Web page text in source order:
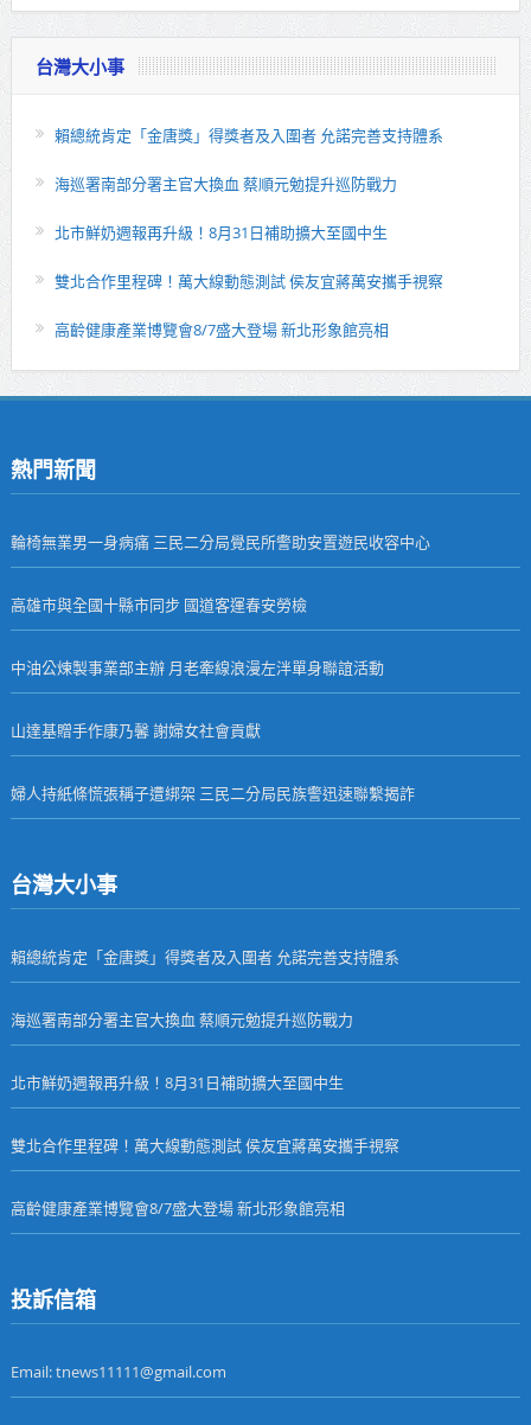
台灣大小事
賴總統肯定「金唐獎」得獎者及入圍者 允諾完善支持體系
海巡署南部分署主官大換血 蔡順元勉提升巡防戰力
北市鮮奶週報再升級！8月31日補助擴大至國中生
雙北合作里程碑！萬大線動態測試 侯友宜蔣萬安攜手視察
高齡健康產業博覽會8/7盛大登場 新北形象館亮相
熱門新聞
輪椅無業男一身病痛 三民二分局覺民所警助安置遊民收容中心
高雄市與全國十縣市同步 國道客運春安勞檢
中油公煉製事業部主辦 月老牽線浪漫左泮單身聯誼活動
山達基贈手作康乃馨 謝婦女社會貢獻
婦人持紙條慌張稱子遭綁架 三民二分局民族警迅速聯繫揭詐
台灣大小事
賴總統肯定「金唐獎」得獎者及入圍者 允諾完善支持體系
海巡署南部分署主官大換血 蔡順元勉提升巡防戰力
北市鮮奶週報再升級！8月31日補助擴大至國中生
雙北合作里程碑！萬大線動態測試 侯友宜蔣萬安攜手視察
高齡健康產業博覽會8/7盛大登場 新北形象館亮相
投訴信箱
Email: tnews11111@gmail.com